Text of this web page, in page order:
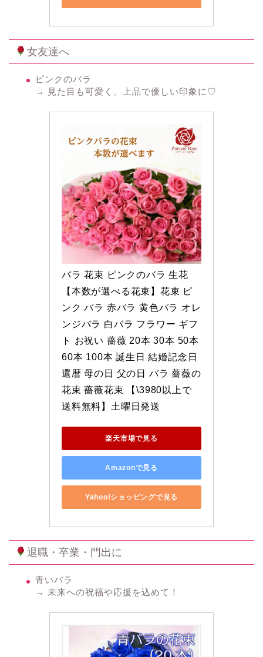
女友達へ
ピンクのバラ
→ 見た目も可愛く、上品で優しい印象に♡
バラ 花束 ピンクのバラ 生花
【本数が選べる花束】花束 ピ
ンク バラ 赤バラ 黄色バラ オレ
ンジバラ 白バラ フラワー ギフ
ト お祝い 薔薇 20本 30本 50本
60本 100本 誕生日 結婚記念日
還暦 母の日 父の日 バラ 薔薇の
花束 薔薇花束 【\3980以上で
送料無料】土曜日発送
楽天市場で見る
Amazonで見る
Yahoo!ショッピングで見る
退職・卒業・門出に
青いバラ
→ 未来への祝福や応援を込めて！